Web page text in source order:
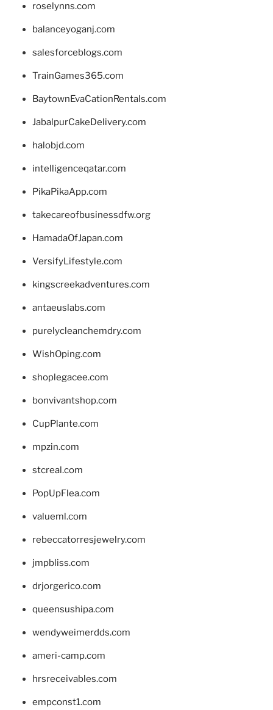
roselynns.com
balanceyoganj.com
salesforceblogs.com
TrainGames365.com
BaytownEvaCationRentals.com
JabalpurCakeDelivery.com
halobjd.com
intelligenceqatar.com
PikaPikaApp.com
takecareofbusinessdfw.org
HamadaOfJapan.com
VersifyLifestyle.com
kingscreekadventures.com
antaeuslabs.com
purelycleanchemdry.com
WishOping.com
shoplegacee.com
bonvivantshop.com
CupPlante.com
mpzin.com
stcreal.com
PopUpFlea.com
valueml.com
rebeccatorresjewelry.com
jmpbliss.com
drjorgerico.com
queensushipa.com
wendyweimerdds.com
ameri-camp.com
hrsreceivables.com
empconst1.com